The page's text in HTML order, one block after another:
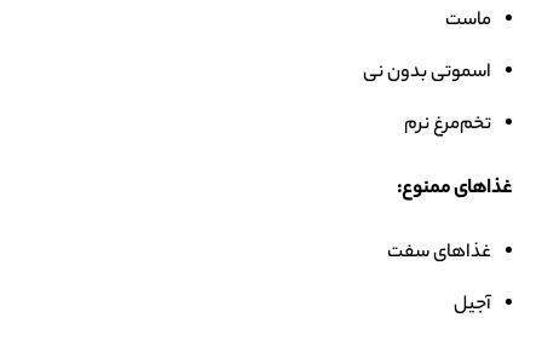
ماست
اسموتی بدون نی
تخم‌مرغ نرم
غذاهای ممنوع:
غذاهای سفت
آجیل